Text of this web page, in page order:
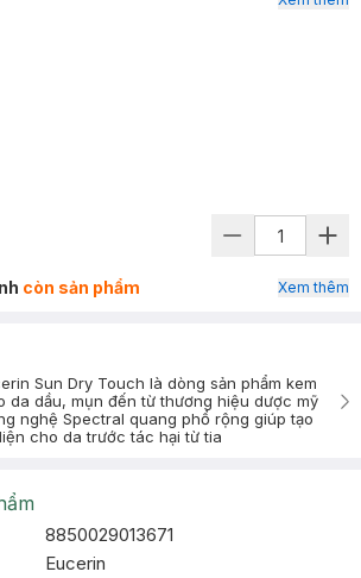
còn sản phẩm Xem thêm
Sun Dry Touch là dòng sản phẩm kem
da dầu, mụn đến từ thương hiệu dược mỹ
nghệ Spectral quang phổ rộng giúp tạo
cho da trước tác hại từ tia
8850029013671
Eucerin